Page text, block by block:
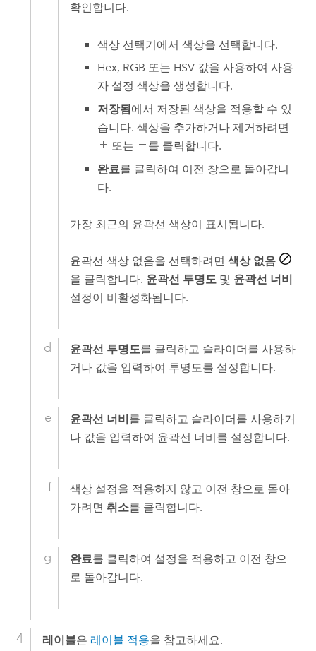
확인합니다.
색상 선택기에서 색상을 선택합니다.
Hex, RGB 또는 HSV 값을 사용하여 사용
자 설정 색상을 생성합니다.
저장됨에서 저장된 색상을 적용할 수 있
습니다. 색상을 추가하거나 제거하려면
또는
를 클릭합니다.
완료를 클릭하여 이전 창으로 돌아갑니
다.
가장 최근의 윤곽선 색상이 표시됩니다.
윤곽선 색상 없음을 선택하려면색상 없음
을 클릭합니다. 윤곽선 투명도 및 윤곽선 너비
설정이 비활성화됩니다.
윤곽선 투명도를 클릭하고 슬라이더를 사용하
거나 값을 입력하여 투명도를 설정합니다.
윤곽선 너비 를 클릭하고 슬라이더를 사용하거
나 값을 입력하여 윤곽선 너비를 설정합니다.
색상 설정을 적용하지 않고 이전 창으로 돌아
가려면 취소를 클릭합니다.
완료를 클릭하여 설정을 적용하고 이전 창으
로 돌아갑니다.
레이블은 레이블 적용을 참고하세요.